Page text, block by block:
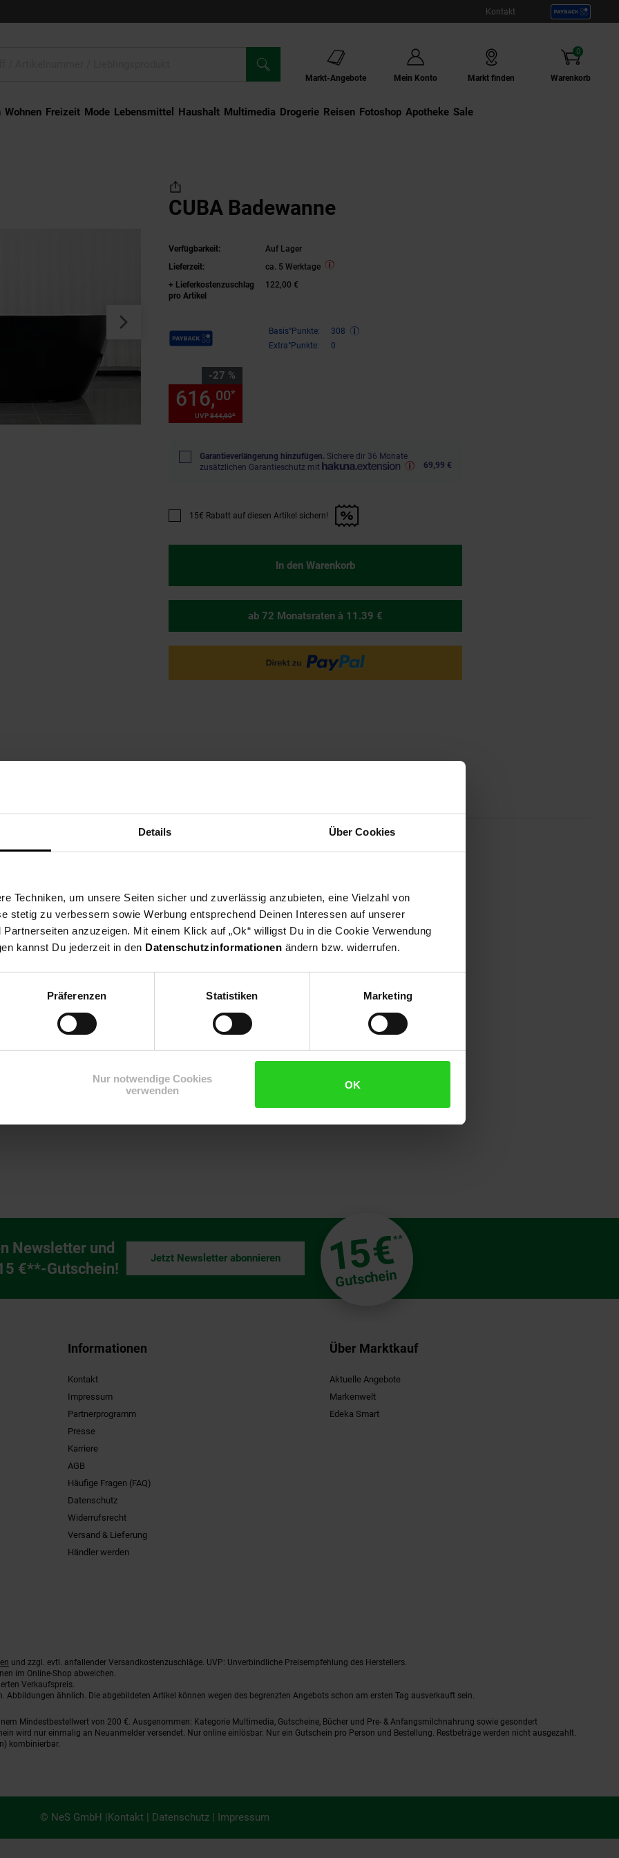
Details Über Cookies
Techniken, um unsere Seiten sicher und zuverlässig anzubieten, eine Vielzahl von
stetig zu verbessern sowie Werbung entsprechend Deinen Interessen auf unserer
anzuzeigen. Mit einem Klick auf „Ok“ willigst Du in die Cookie Verwendung
kannst Du jederzeit in den Datenschutzinformationen ändern bzw. widerrufen.
Präferenzen Statistiken Marketing
Nur notwendige Cookies
verwenden
OK
Kontakt
Markt-Angebote Mein Konto Markt finden Warenkorb
0
Artikel
Wohnen Freizeit Mode Lebensmittel Haushalt Multimedia Drogerie Externer Link:
Reisen Externer Link:
Fotoshop Externer Link:
Apotheke Sale
CUBA Badewanne
Verfügbarkeit:
Auf Lager
Lieferzeit:
ca. 5 Werktage
+ Lieferkostenzuschlag
pro Artikel
122,00 €
Payback Punkte Basis°Punkte:
308
Extra°Punkte:
0
-27 %
Sie Sparen 27 Prozent,
UVP844,90*
616,00*
Garantieverlängerung hinzufügen. Sichere dir 36 Monate
zusätzlichen Garantieschutz mit
69,99 €
Promotion "15€ Rabatt auf diesen Artikel sichern!" anwenden
15€ Rabatt auf diesen Artikel sichern!
In den Warenkorb
ab 72 Monatsraten à 11.39 €
in Ihr Badezimmer. Ihr harmonisches Design und die erstklassige Verarbeitung machen sie zum
Newsletter und
€**-Gutschein!
15€**
Gutschein
Jetzt Newsletter abonnieren
Informationen
Kontakt
Impressum
Partnerprogramm
Presse
Karriere
AGB
Häufige Fragen (FAQ)
Datenschutz
Widerrufsrecht
Versand & Lieferung
Händler werden
Über Marktkauf
Aktuelle Angebote
Markenwelt
Edeka Smart
und zzgl. evtl. anfallender Versandkostenzuschläge. UVP: Unverbindliche Preisempfehlung des Herstellers.
im Online-Shop abweichen.
Verkaufspreis.
ähnlich. Die abgebildeten Artikel können wegen des begrenzten Angebots schon am ersten Tag ausverkauft sein.
Mindestbestellwert von 200 €. Ausgenommen: Kategorie Multimedia, Gutscheine, Bücher und Pre- & Anfangsmilchnahrung sowie gesondert
wird nur einmalig an Neuanmelder versendet. Nur online einlösbar. Nur ein Gutschein pro Person und Bestellung. Restbeträge werden nicht ausgezahlt.
kombinierbar.
© NeS GmbH |Kontakt | Datenschutz | Impressum